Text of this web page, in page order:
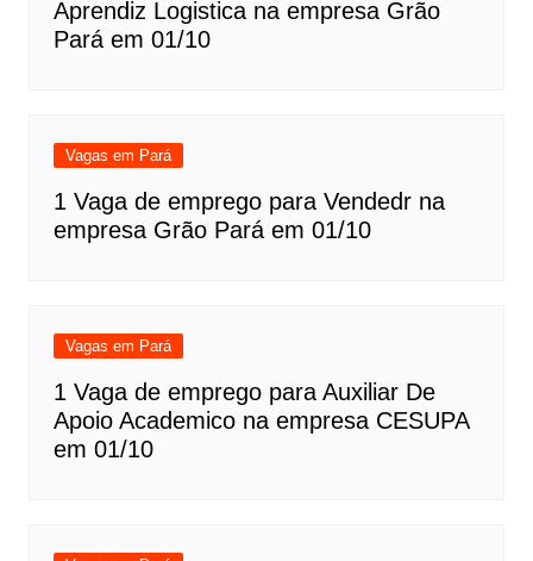
Aprendiz Logistica na empresa Grão
Pará em 01/10
Vagas em Pará
1 Vaga de emprego para Vendedr na
empresa Grão Pará em 01/10
Vagas em Pará
1 Vaga de emprego para Auxiliar De
Apoio Academico na empresa CESUPA
em 01/10